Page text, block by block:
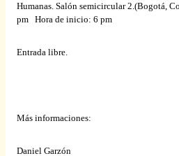
Humanas. Salón semicircular 2.(Bogotá,
pm Hora de inicio: 6 pm
Entrada libre.
Más informaciones:
Daniel Garzón